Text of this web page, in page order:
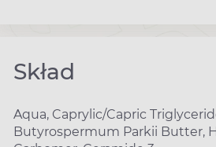
Skład
Aqua, Caprylic/Capric
Butyrospermum Parkii Butter,